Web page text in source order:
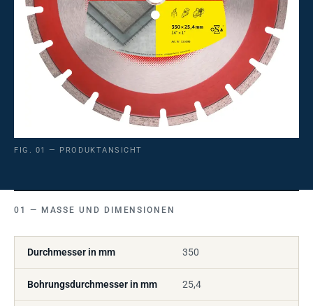
FIG. 01 — PRODUKTANSICHT
MASSE UND DIMENSIONEN
Durchmesser in mm 350
Bohrungsdurchmesser in mm 25,4